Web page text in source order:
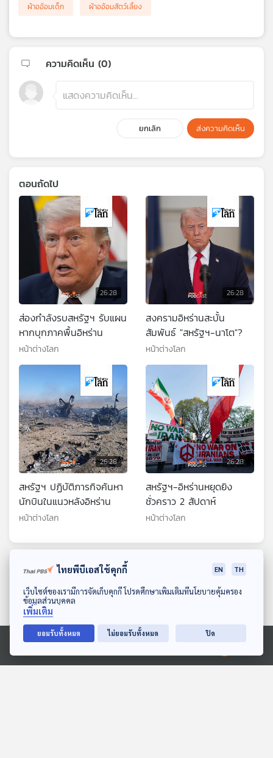
ดาวน์โหลด Thai PBS Podcast Application
Ⓒ 2020 องค์การกระจายเสียงและแพร่ภาพสาธารณะแห่งประเทศไทย
ผ้าออ้อมเด็ก
ผ้าออ้อมสัตว์เลี้ยง
ความคิดเห็น (0)
ยกเลิก ส่งความคิดเห็น
ตอนถัดไป
26:28
ส่องกำลังรบสหรัฐฯ รับแผน
หากบุกภาคพื้นอิหร่าน
หน้าต่างโลก
26:28
สงครามอิหร่านสะบั้น
สัมพันธ์ "สหรัฐฯ-นาโต"?
หน้าต่างโลก
26:28
สหรัฐฯ ปฏิบัติภารกิจค้นหา
นักบินในแนวหลังอิหร่าน
หน้าต่างโลก
26:28
สหรัฐฯ-อิหร่านหยุดยิง
ชั่วคราว 2 สัปดาห์
หน้าต่างโลก
ตอนที่เกี่ยวข้องไทยพีบีเอสใช้คุกกี้ EN TH
เว็บไซต์ของเรามีการจัดเก็บคุกกี้ โปรดศึกษาเพิ่มเติมที่นโยบายคุ้มครอง
ข้อมูลส่วนบุคคล
เพิ่มเติม
ยอมรับทั้งหมด ไม่ยอมรับทั้งหมด ปิด